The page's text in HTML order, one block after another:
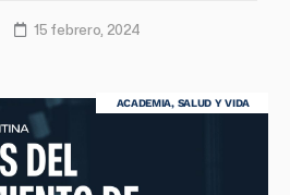
15 febrero, 2024
ACADEMIA, SALUD Y VIDA